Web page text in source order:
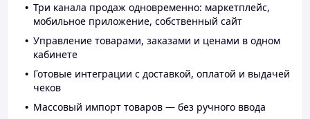
Три канала продаж одновременно: маркетплейс,
мобильное приложение, собственный сайт
Управление товарами, заказами и ценами в одном
кабинете
Готовые интеграции с доставкой, оплатой и выдачей
чеков
Массовый импорт товаров — без ручного ввода